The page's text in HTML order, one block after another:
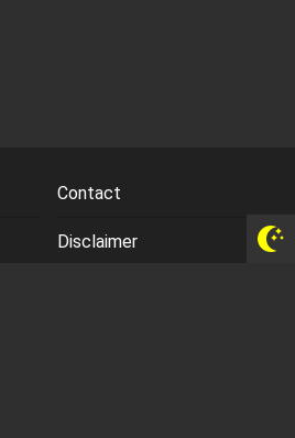
Contact
Disclaimer